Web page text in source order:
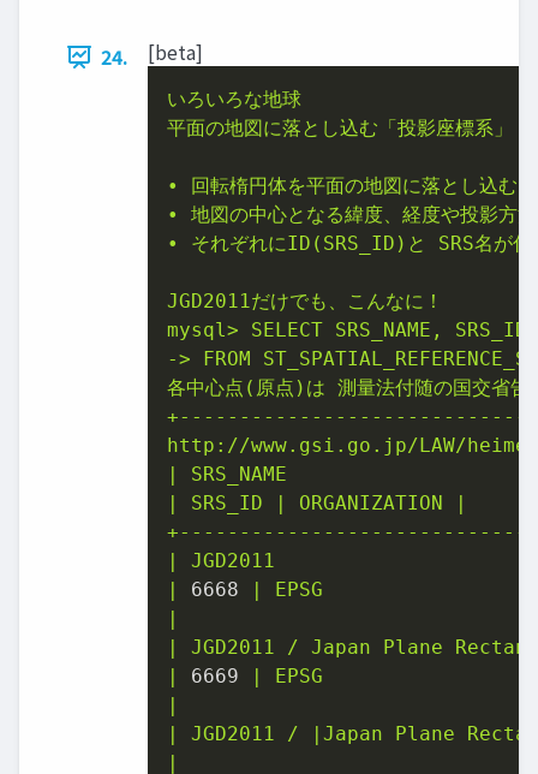
24. [beta]
いろいろな地球
平面の地図に落とし込む「投影座標系」
•
回転楕円体を平面の地図に落とし込む
•
地図の中心となる緯度、経度や投影方
•
それぞれにID(SRS_ID)と SRS名が
JGD2011だけでも、こんなに！
mysql>
SELECT SRS_NAME,
SRS_ID,
->
FROM
各中心点(原点)は 測量法付随の国交省告
http://www.gsi.go.jp/LAW/
|
SRS_NAME
|
SRS_ID | ORGANIZATION
|
|
JGD2011
|
6668 |
EPSG
|
|
JGD2011 / Japan Plane
|
6669 |
EPSG
|
|
JGD2011 / |Japan Plane
|